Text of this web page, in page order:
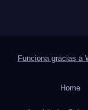
Funciona gracias a
Home